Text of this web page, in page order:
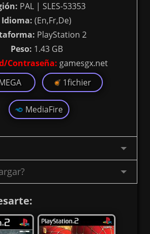
PAL | SLES-53353
Idioma: (En,Fr,De)
PlayStation 2
Peso: 1.43 GB
Contraseña: gamesgx.net
1fichier
MediaFire